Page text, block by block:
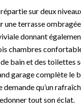
répartie sur deux
une terrasse
donnant
chambres
bain et des toilettes
garage complète le
qu’un
tout son éclat.